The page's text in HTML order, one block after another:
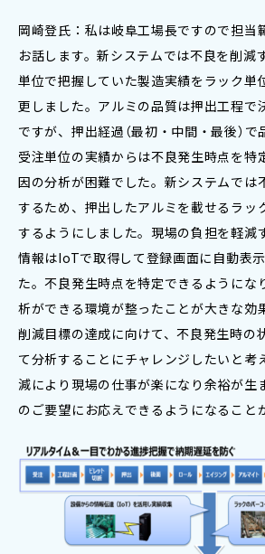
岡崎登氏：私は岐阜工場長ですので担当
お話します。新システムでは不良を削減
単位で把握していた製造実績をラック単
更しました。アルミの品質は押出工程で
ですが、押出経過（最初・中間・最後）で
受注単位の実績からは不良発生時点を特
因の分析が困難でした。新システムでは
するため、押出したアルミを載せるラッ
するようにしました。現場の負担を軽減
情報はIoTで取得して登録画面に自動表
た。不良発生時点を特定できるようにな
析ができる環境が整ったことが大きな効
削減目標の達成に向けて、不良発生時の
て分析することにチャレンジしたいと考
減により現場の仕事が楽になり余裕が生
のご要望にお応えできるようになること